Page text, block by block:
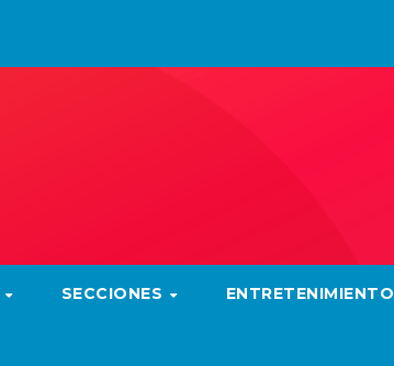
SECCIONES ENTRETENIMIENTO